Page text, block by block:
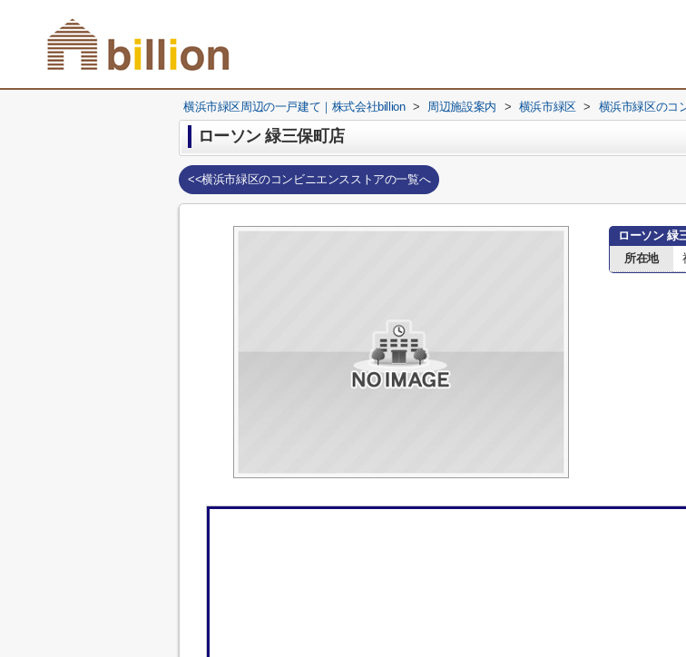
横浜市緑区周辺の一戸建て｜株式会社billion > 周辺施設案内 > 横浜市緑区 > 横浜市緑区のコ
ローソン 緑三保町店
<<横浜市緑区のコンビニエンスストアの一覧へ
ローソン 緑
所在地